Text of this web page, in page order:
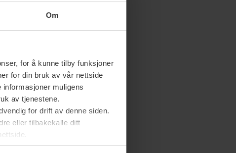
Om
for å kunne tilby funksjoner
for din bruk av vår nettside
muligens
av tjenestene.
for drift av denne siden.
eller tilbakekalle ditt